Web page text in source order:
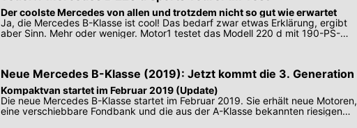
Der coolste Mercedes von allen und trotzdem nicht so gut wie erwartet
Ja, die Mercedes B-Klasse ist cool! Das bedarf zwar etwas Erklärung, ergibt
aber Sinn. Mehr oder weniger. Motor1 testet das Modell 220 d mit 190-PS-
Neue Mercedes B-Klasse (2019): Jetzt kommt die 3. Generation
Kompaktvan startet im Februar 2019 (Update)
Die neue Mercedes B-Klasse startet im Februar 2019. Sie erhält neue Motoren,
eine verschiebbare Fondbank und die aus der A-Klasse bekannten riesigen